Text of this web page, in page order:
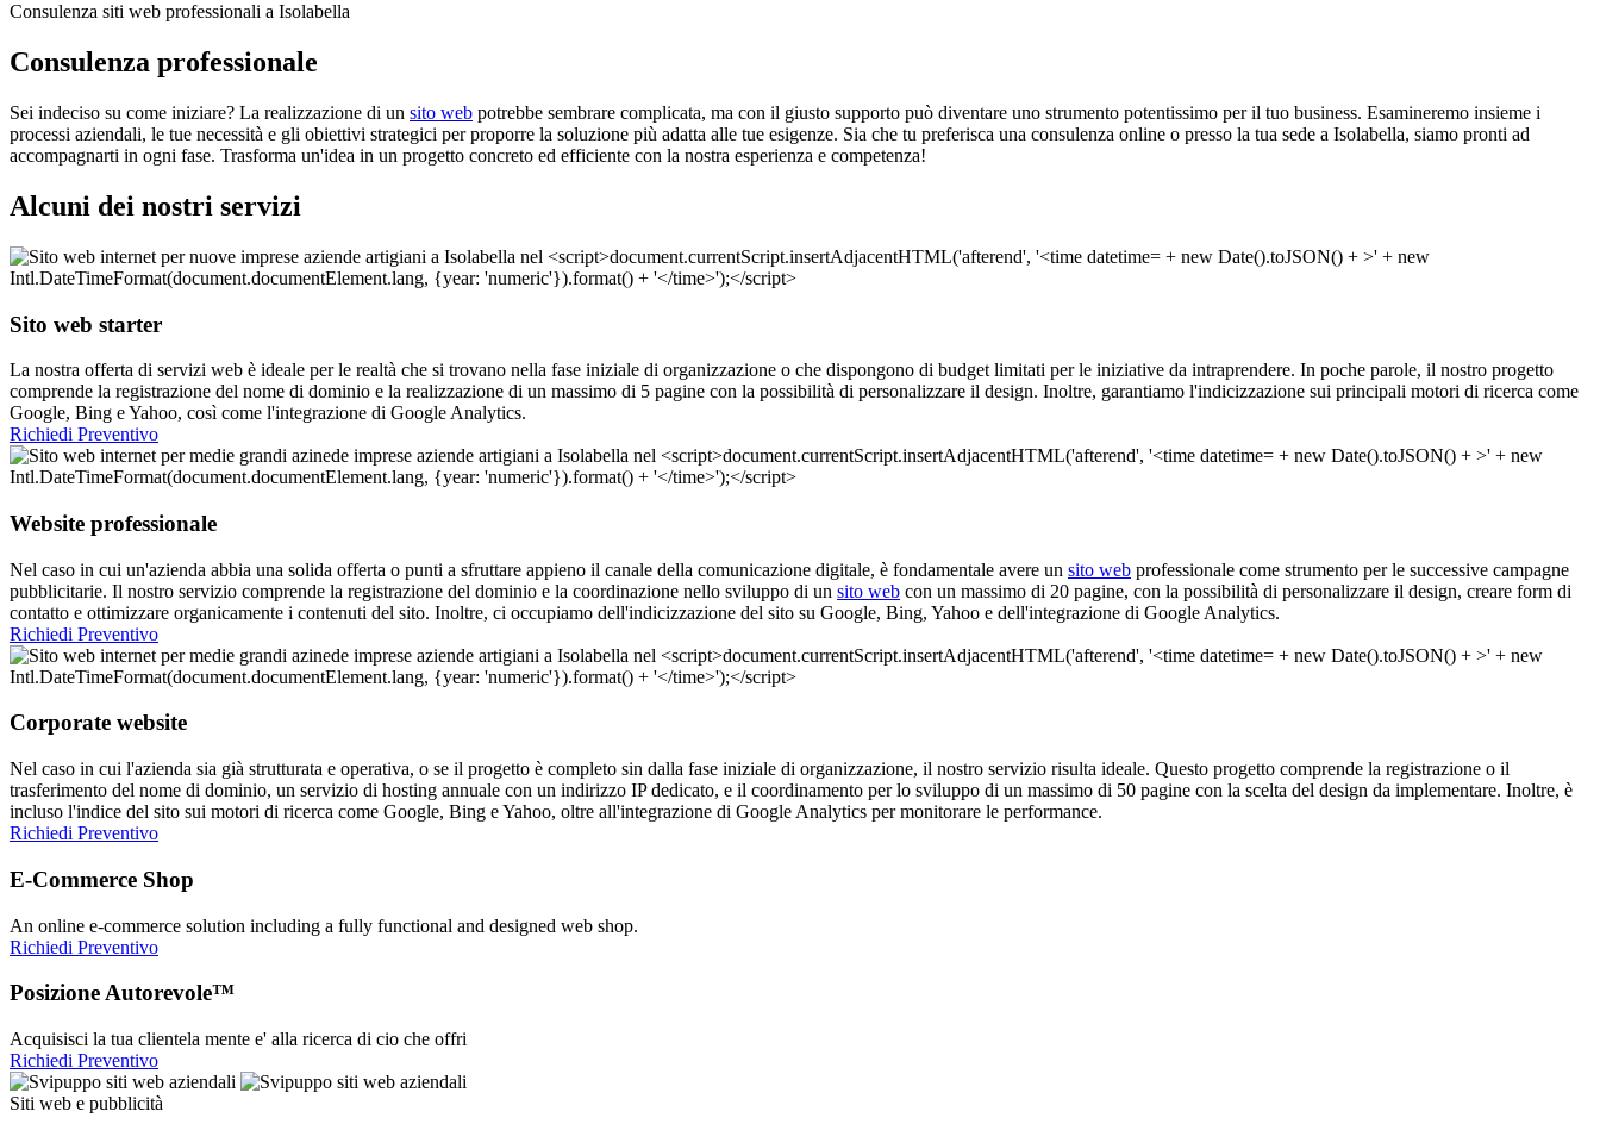
Consulenza siti web professionali a Isolabella
Consulenza professionale
Sei indeciso su come iniziare? La realizzazione di un sito web potrebbe sembrare complicata, ma con il giusto supporto può diventare uno strumento potentissimo per il tuo business. Esamineremo insieme i
processi aziendali, le tue necessità e gli obiettivi strategici per proporre la soluzione più adatta alle tue esigenze. Sia che tu preferisca una consulenza online o presso la tua sede a Isolabella, siamo pronti ad
accompagnarti in ogni fase. Trasforma un'idea in un progetto concreto ed efficiente con la nostra esperienza e competenza!
Alcuni dei nostri servizi
Sito web starter
La nostra offerta di servizi web è ideale per le realtà che si trovano nella fase iniziale di organizzazione o che dispongono di budget limitati per le iniziative da intraprendere. In poche parole, il nostro progetto
comprende la registrazione del nome di dominio e la realizzazione di un massimo di 5 pagine con la possibilità di personalizzare il design. Inoltre, garantiamo l'indicizzazione sui principali motori di ricerca come
Google, Bing e Yahoo, così come l'integrazione di Google Analytics.
Richiedi Preventivo
Website professionale
Nel caso in cui un'azienda abbia una solida offerta o punti a sfruttare appieno il canale della comunicazione digitale, è fondamentale avere un sito web professionale come strumento per le successive campagne
pubblicitarie. Il nostro servizio comprende la registrazione del dominio e la coordinazione nello sviluppo di un sito web con un massimo di 20 pagine, con la possibilità di personalizzare il design, creare form di
contatto e ottimizzare organicamente i contenuti del sito. Inoltre, ci occupiamo dell'indicizzazione del sito su Google, Bing, Yahoo e dell'integrazione di Google Analytics.
Richiedi Preventivo
Corporate website
Nel caso in cui l'azienda sia già strutturata e operativa, o se il progetto è completo sin dalla fase iniziale di organizzazione, il nostro servizio risulta ideale. Questo progetto comprende la registrazione o il
trasferimento del nome di dominio, un servizio di hosting annuale con un indirizzo IP dedicato, e il coordinamento per lo sviluppo di un massimo di 50 pagine con la scelta del design da implementare. Inoltre, è
incluso l'indice del sito sui motori di ricerca come Google, Bing e Yahoo, oltre all'integrazione di Google Analytics per monitorare le performance.
Richiedi Preventivo
E-Commerce Shop
An online e-commerce solution including a fully functional and designed web shop.
Richiedi Preventivo
Posizione Autorevole™
Acquisisci la tua clientela mente e' alla ricerca di cio che offri
Richiedi Preventivo
Siti web e pubblicità